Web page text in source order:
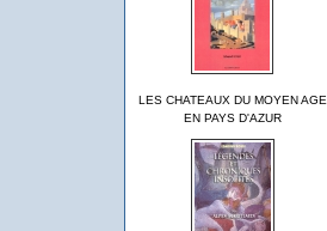
LES CHATEAUX DU MOYEN AGE
EN PAYS D'AZUR